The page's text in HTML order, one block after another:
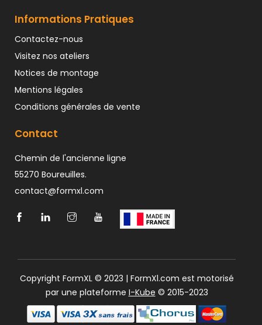
Informations Pratiques
Contactez-nous
Visitez nos ateliers
Notices de montage
Mentions légales
Conditions générales de vente
Contact
Chemin de l'ancienne ligne
55270 Boureuilles.
contact@formxl.com
Copyright FormXL © 2023 | FormXl.com est motorisé
par une plateforme I-Kube © 2015-2023